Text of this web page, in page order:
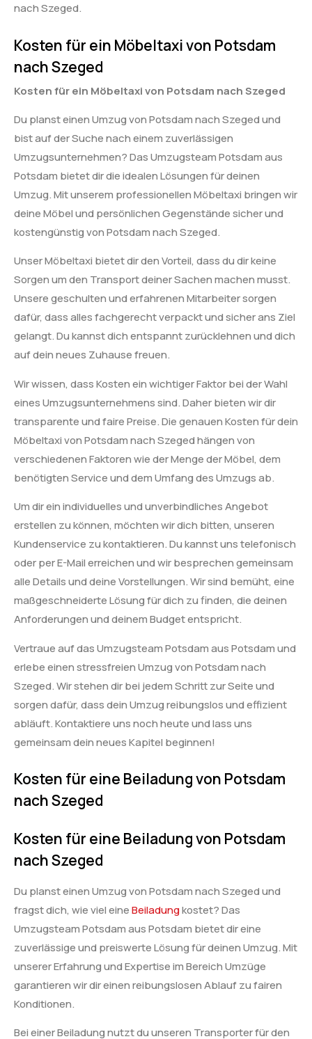
nach Szeged.
Kosten für ein Möbeltaxi von Potsdam
nach Szeged
Kosten für ein Möbeltaxi von Potsdam nach Szeged
Du planst einen Umzug von Potsdam nach Szeged und
bist auf der Suche nach einem zuverlässigen
Umzugsunternehmen? Das Umzugsteam Potsdam aus
Potsdam bietet dir die idealen Lösungen für deinen
Umzug. Mit unserem professionellen Möbeltaxi bringen wir
deine Möbel und persönlichen Gegenstände sicher und
kostengünstig von Potsdam nach Szeged.
Unser Möbeltaxi bietet dir den Vorteil, dass du dir keine
Sorgen um den Transport deiner Sachen machen musst.
Unsere geschulten und erfahrenen Mitarbeiter sorgen
dafür, dass alles fachgerecht verpackt und sicher ans Ziel
gelangt. Du kannst dich entspannt zurücklehnen und dich
auf dein neues Zuhause freuen.
Wir wissen, dass Kosten ein wichtiger Faktor bei der Wahl
eines Umzugsunternehmens sind. Daher bieten wir dir
transparente und faire Preise. Die genauen Kosten für dein
Möbeltaxi von Potsdam nach Szeged hängen von
verschiedenen Faktoren wie der Menge der Möbel, dem
benötigten Service und dem Umfang des Umzugs ab.
Um dir ein individuelles und unverbindliches Angebot
erstellen zu können, möchten wir dich bitten, unseren
Kundenservice zu kontaktieren. Du kannst uns telefonisch
oder per E-Mail erreichen und wir besprechen gemeinsam
alle Details und deine Vorstellungen. Wir sind bemüht, eine
maßgeschneiderte Lösung für dich zu finden, die deinen
Anforderungen und deinem Budget entspricht.
Vertraue auf das Umzugsteam Potsdam aus Potsdam und
erlebe einen stressfreien Umzug von Potsdam nach
Szeged. Wir stehen dir bei jedem Schritt zur Seite und
sorgen dafür, dass dein Umzug reibungslos und effizient
abläuft. Kontaktiere uns noch heute und lass uns
gemeinsam dein neues Kapitel beginnen!
Kosten für eine Beiladung von Potsdam
nach Szeged
Kosten für eine Beiladung von Potsdam
nach Szeged
Du planst einen Umzug von Potsdam nach Szeged und
fragst dich, wie viel eineBeiladungkostet? Das
Umzugsteam Potsdam aus Potsdam bietet dir eine
zuverlässige und preiswerte Lösung für deinen Umzug. Mit
unserer Erfahrung und Expertise im Bereich Umzüge
garantieren wir dir einen reibungslosen Ablauf zu fairen
Konditionen.
Bei einer Beiladung nutzt du unseren Transporter für den